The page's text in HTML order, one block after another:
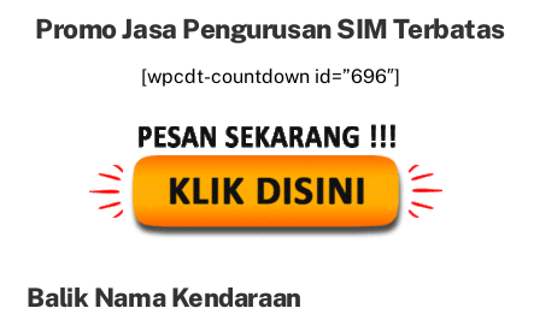
Promo Jasa Pengurusan SIM Terbatas
[wpcdt-countdown id=”696″]
Balik Nama Kendaraan